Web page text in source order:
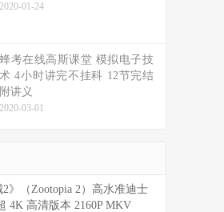
2020-01-24
蜂考在线高斯课堂 模拟电子技
术 4小时讲完不挂科 12节完结
附讲义
2020-03-01
》（Zootopia 2）高水准迪士
4K 高清版本 2160P MKV